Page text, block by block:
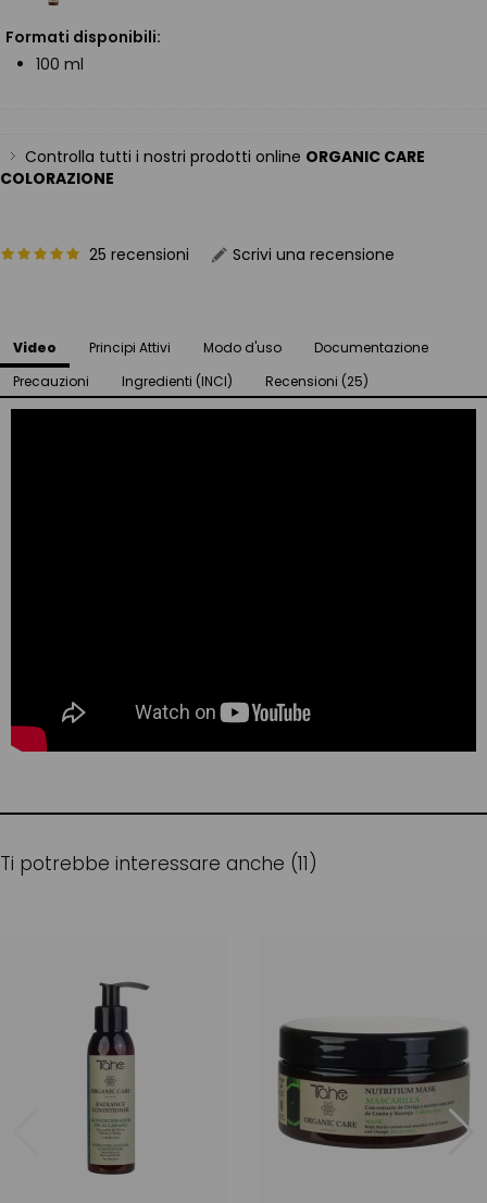
Formati disponibili:
100 ml
Controlla tutti i nostri prodotti online ORGANIC CARE
COLORAZIONE
25 recensioni Scrivi una recensione
Video Principi Attivi Modo d'uso
Documentazione
Precauzioni
Ingredienti (INCI) Recensioni (25)
Ti potrebbe interessare anche (11)